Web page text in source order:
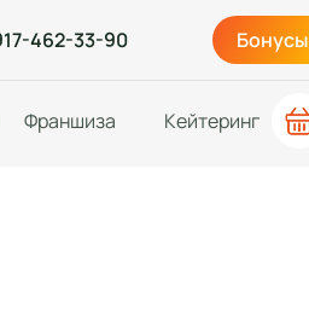
462-33-90 Бонусы
Франшиза Кейтеринг